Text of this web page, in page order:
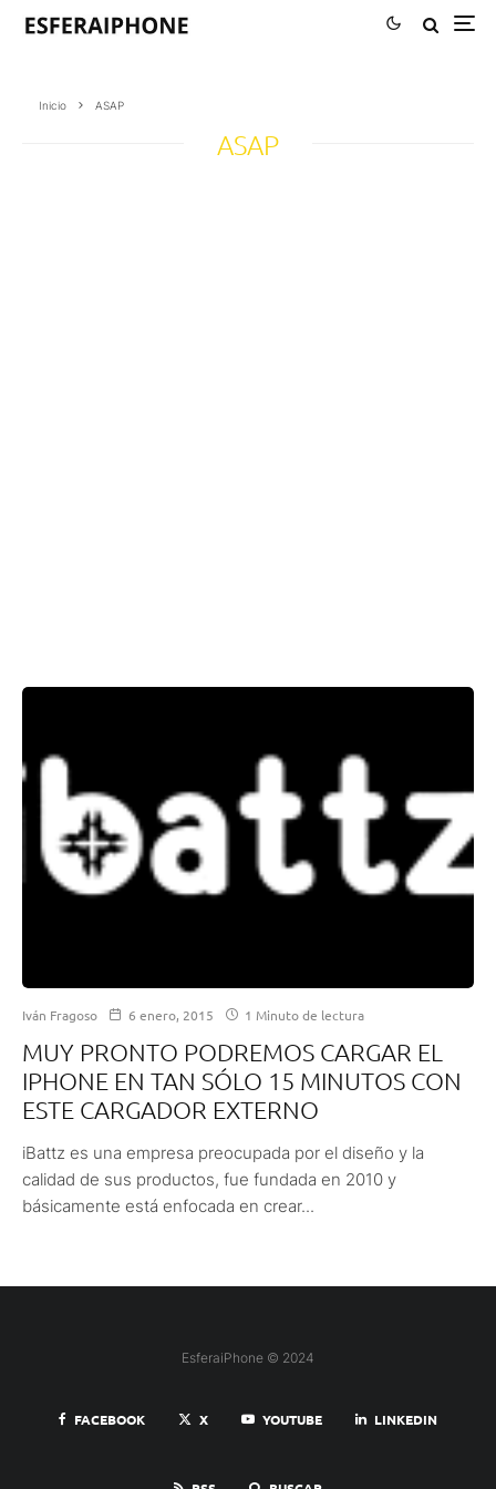
Inicio ASAP
ASAP
Iván Fragoso 6 enero, 2015 1 Minuto de lectura
MUY PRONTO PODREMOS CARGAR EL
IPHONE EN TAN SÓLO 15 MINUTOS CON
ESTE CARGADOR EXTERNO
iBattz es una empresa preocupada por el diseño y la
calidad de sus productos, fue fundada en 2010 y
básicamente está enfocada en crear...
EsferaiPhone © 2024
FACEBOOK X YOUTUBE LINKEDIN